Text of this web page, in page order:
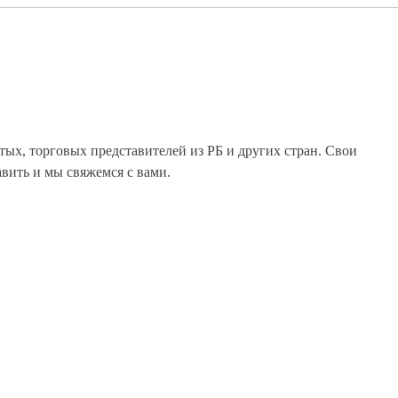
торговых представителей из РБ и других стран. Свои
и мы свяжемся с вами.